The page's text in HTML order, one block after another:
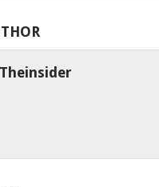
Theinsider